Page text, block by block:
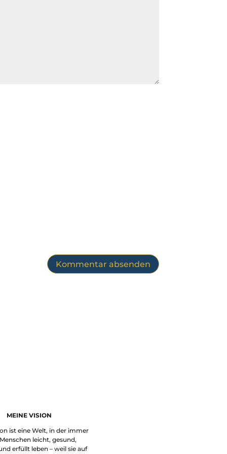
MEINE VISION
ist eine Welt, in der immer
leicht, gesund,
erfüllt leben – weil sie auf